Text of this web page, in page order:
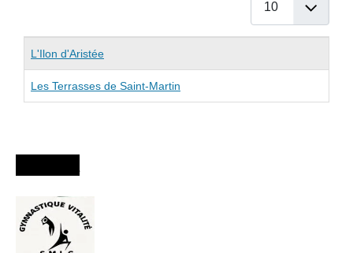
Titre
L'Ilon d'Aristée
Les Terrasses de Saint-Martin